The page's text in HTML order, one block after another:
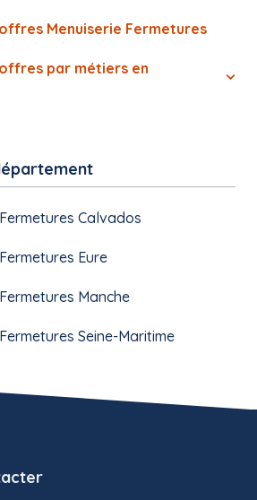
Menuiserie Fermetures
par métiers en
Calvados
Eure
Manche
Seine-Maritime